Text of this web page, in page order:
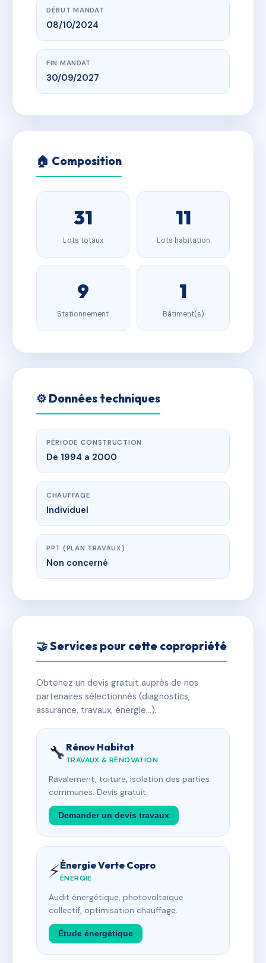
DÉBUT MANDAT
08/10/2024
FIN MANDAT
30/09/2027
🏠 Composition
31
Lots totaux
11
Lots habitation
9
Stationnement
1
Bâtiment(s)
⚙️ Données techniques
PÉRIODE CONSTRUCTION
De 1994 a 2000
CHAUFFAGE
Individuel
PPT (PLAN TRAVAUX)
Non concerné
🤝 Services pour cette copropriété
Obtenez un devis gratuit auprès de nos
partenaires sélectionnés (diagnostics,
assurance, travaux, énergie…).
🔧 Rénov Habitat
TRAVAUX & RÉNOVATION
Ravalement, toiture, isolation des parties
communes. Devis gratuit.
Demander un devis travaux
⚡Énergie Verte Copro
ÉNERGIE
Audit énergétique, photovoltaïque
collectif, optimisation chauffage.
Étude énergétique